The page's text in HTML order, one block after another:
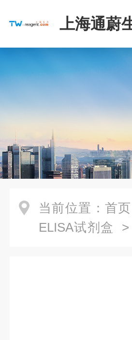
上海通蔚
当前位置： 首页
ELISA试剂盒 >